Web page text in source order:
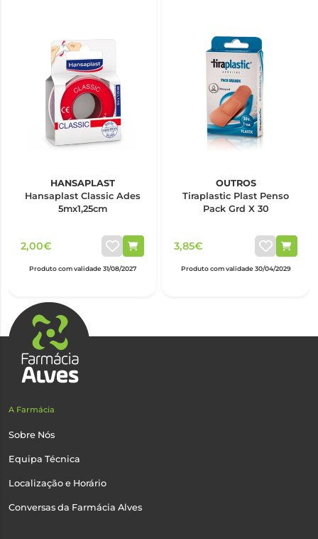
HANSAPLAST
Hansaplast Classic Ades
5mx1,25cm
2,00€
Produto com validade 31/08/2027
OUTROS
Tiraplastic Plast Penso
Pack Grd X 30
3,85€
Produto com validade 30/04/2029
A Farmácia
Sobre Nós
Equipa Técnica
Localização e Horário
Conversas da Farmácia Alves